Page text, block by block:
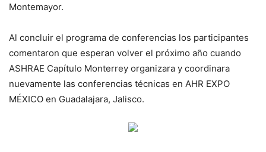
Montemayor.
Al concluir el programa de conferencias los participantes
comentaron que esperan volver el próximo año cuando
ASHRAE Capítulo Monterrey organizara y coordinara
nuevamente las conferencias técnicas en AHR EXPO
MÉXICO en Guadalajara, Jalisco.